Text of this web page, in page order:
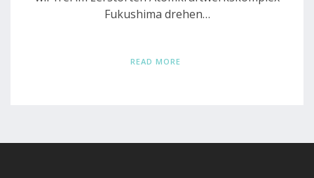
Fukushima drehen…
READ MORE